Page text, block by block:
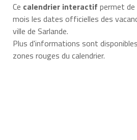
Ce calendrier interactif permet
mois les dates officielles des
ville de Sarlande.
Plus d'informations sont
zones rouges du calendrier.